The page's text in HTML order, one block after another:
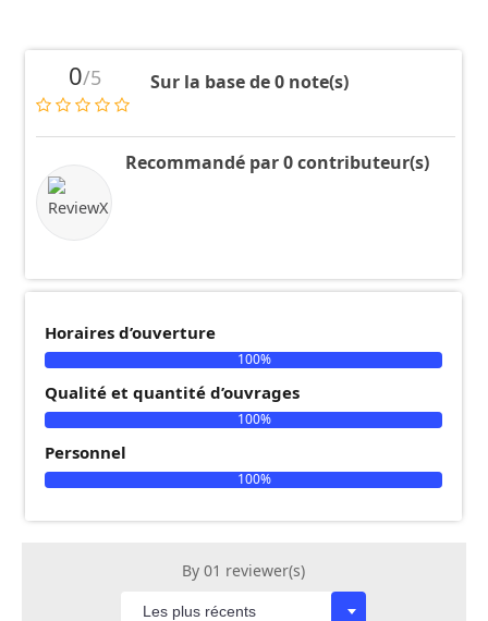
0/5 Sur la base de 0 note(s)
Recommandé par 0 contributeur(s)
Horaires d’ouverture
100%
Qualité et quantité d’ouvrages
100%
Personnel
100%
By 01 reviewer(s)